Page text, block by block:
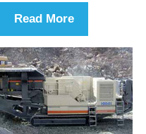
Read More